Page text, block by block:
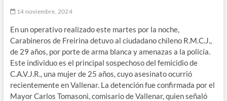
14 noviembre, 2024
En un operativo realizado este martes por la noche,
Carabineros de Freirina detuvo al ciudadano chileno R.M.C.J.,
de 29 años, por porte de arma blanca y amenazas a la policía.
Este individuo es el principal sospechoso del femicidio de
C.A.V.J.R., una mujer de 25 años, cuyo asesinato ocurrió
recientemente en Vallenar. La detención fue confirmada por el
Mayor Carlos Tomasoni, comisario de Vallenar, quien señaló